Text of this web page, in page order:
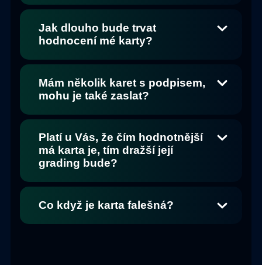
Jak dlouho bude trvat
hodnocení mé karty?
Mám několik karet s podpisem,
mohu je také zaslat?
Platí u Vás, že čím hodnotnější
má karta je, tím dražší její
grading bude?
Co když je karta falešná?